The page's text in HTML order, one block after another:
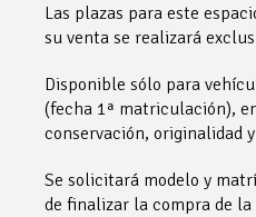
Las plazas para este
su venta se realizará
Disponible sólo para
(fecha 1ª matriculación),
conservación, originalidad
Se solicitará modelo y
de finalizar la compra de la